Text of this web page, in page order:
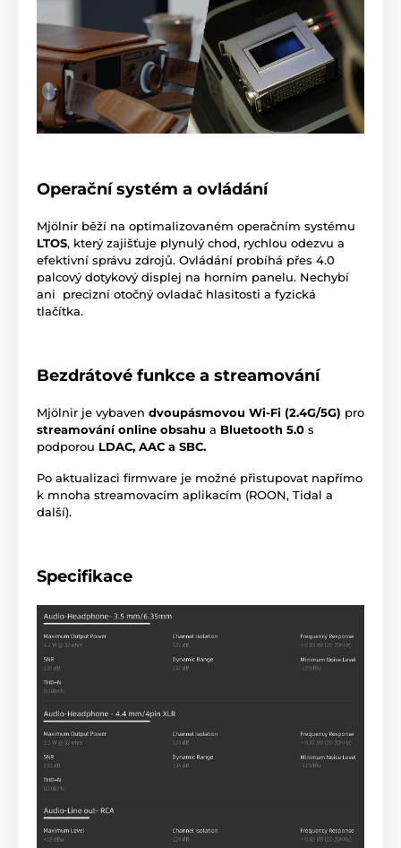
Operační systém a ovládání
Mjölnir běží na optimalizovaném operačním systému
LTOS, který zajišťuje plynulý chod, rychlou odezvu a
efektivní správu zdrojů. Ovládání probíhá přes 4.0
palcový dotykový displej na horním panelu. Nechybí
ani precizní otočný ovladač hlasitosti a fyzická
tlačítka.
Bezdrátové funkce a streamování
Mjölnir je vybaven dvoupásmovou Wi-Fi (2.4G/5G) pro
streamování online obsahu a Bluetooth 5.0 s
podporou LDAC, AAC a SBC.
Po aktualizaci firmware je možné přistupovat napřímo
k mnoha streamovacím aplikacím (ROON, Tidal a
další).
Specifikace